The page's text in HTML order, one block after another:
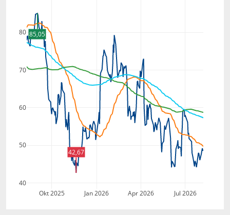
Okt 2025 Jan 2026 Apr 2026 Jul 2026
40
50
60
70
80 85,05
42,67